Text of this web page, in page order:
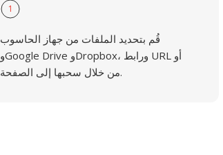
1
قُم بتحديد الملفات من جهاز الحاسوب
وGoogle Drive وDropbox، ورابط URL أو
من خلال سحبها إلى الصفحة.